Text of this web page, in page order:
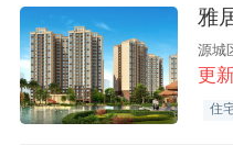
雅
源城
更
住